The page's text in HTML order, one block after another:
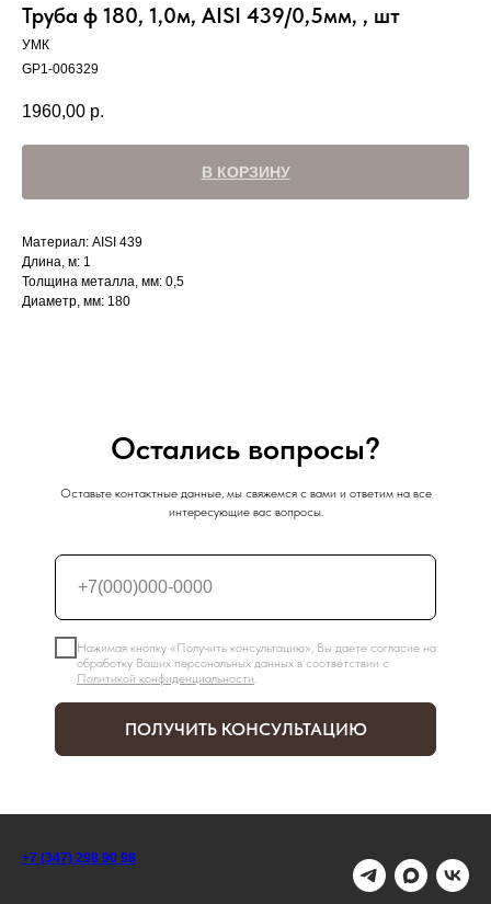
Труба ф 180, 1,0м, AISI 439/0,5мм, , шт
УМК
GP1-006329
1960,00 р.
В КОРЗИНУ
Материал: AISI 439
Длина, м: 1
Толщина металла, мм: 0,5
Диаметр, мм: 180
Остались вопросы?
Оставьте контактные данные, мы свяжемся с вами и ответим на все
интересующие вас вопросы.
Нажимая кнопку «Получить консультацию», Вы даете согласие на
обработку Ваших персональных данных в соответствии с
Политикой конфиденциальности
ПОЛУЧИТЬ КОНСУЛЬТАЦИЮ
+7 (347) 298 90 98